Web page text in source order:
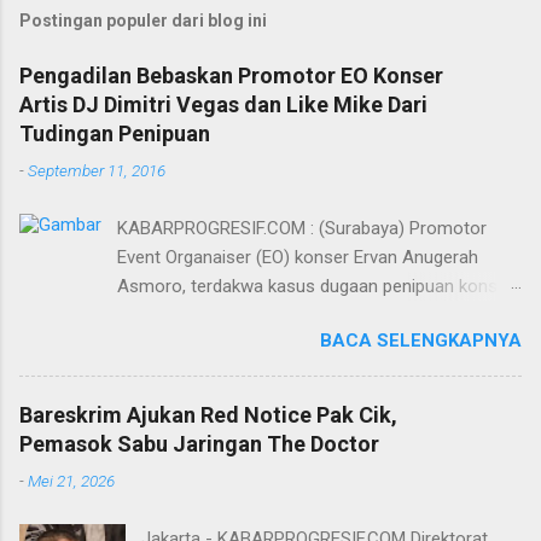
Postingan populer dari blog ini
Pengadilan Bebaskan Promotor EO Konser
Artis DJ Dimitri Vegas dan Like Mike Dari
Tudingan Penipuan
-September 11, 2016
KABARPROGRESIF.COM : (Surabaya) Promotor
Event Organaiser (EO) konser Ervan Anugerah
Asmoro, terdakwa kasus dugaan penipuan konser
dari tuntutan 1,5 tahun penjara yang diajukan Jaksa
Penuntut Umum (JPU) Darwis dari Kejari Surabaya.
Oleh majelis hakim yang diketuai Sigit Sutanto SH
MH, kasus penipuan yang menjerat Ervan tersebut
dinyatakan bukan perkara pidana. Dalam
BACA SELENGKAPNYA
Bareskrim Ajukan Red Notice Pak Cik,
Pemasok Sabu Jaringan The Doctor
-Mei 21, 2026